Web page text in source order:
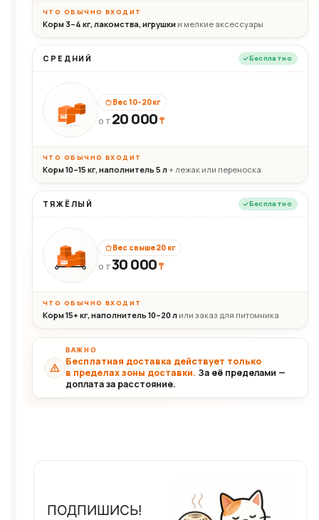
ЧТО ОБЫЧНО ВХОДИТ
Корм 3–4 кг, лакомства, игрушки и мелкие аксессуары
СРЕДНИЙ Бесплатно
20кг
Вес 10–20 кг
ОТ 20 000₸
ЧТО ОБЫЧНО ВХОДИТ
Корм 10–15 кг, наполнитель 5 л+ лежак или переноска
ТЯЖЁЛЫЙ Бесплатно
30+кг
Вес свыше 20 кг
ОТ30 000₸
ЧТО ОБЫЧНО ВХОДИТ
Корм 15+ кг, наполнитель 10–20 л или заказ для питомника
ВАЖНО
Бесплатная доставка действует только
в пределах зоны доставки. За её пределами —
доплата за расстояние.
ПОДПИШИСЬ!